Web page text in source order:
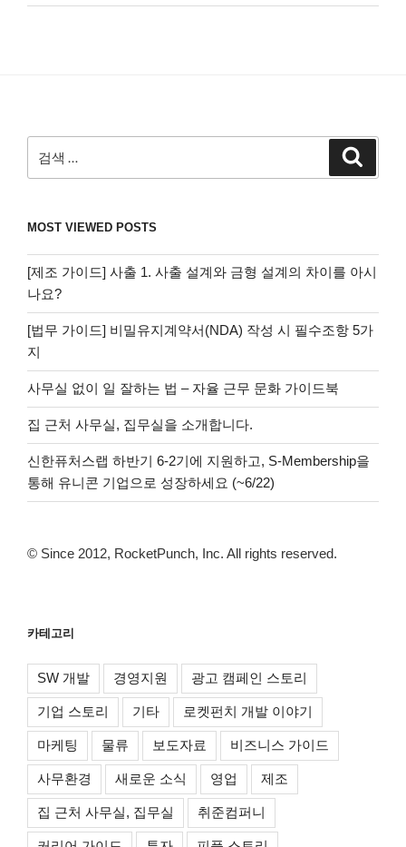
색:
MOST VIEWED POSTS
[제조 가이드] 사출 1. 사출 설계와 금형 설계의 차이를 아시
나요?
[법무 가이드] 비밀유지계약서(NDA) 작성 시 필수조항 5가
지
사무실 없이 일 잘하는 법 – 자율 근무 문화 가이드북
집 근처 사무실, 집무실을 소개합니다.
신한퓨처스랩 하반기 6-2기에 지원하고, S-Membership을
통해 유니콘 기업으로 성장하세요 (~6/22)
© Since 2012, RocketPunch, Inc. All rights reserved.
카테고리
SW 개발 경영지원 광고 캠페인 스토리
기업 스토리 기타 로켓펀치 개발 이야기
마케팅 물류 보도자료 비즈니스 가이드
사무환경 새로운 소식 영업 제조
집 근처 사무실, 집무실 취준컴퍼니